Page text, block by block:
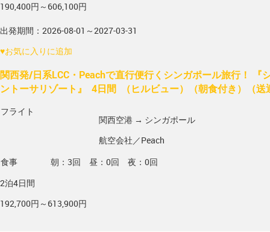
190,400円～606,100円
出発期間：2026-08-01～2027-03-31
♥お気に入りに追加
関西発/日系LCC・Peachで直行便行くシンガポール旅行！ 『
ントーサリゾート』 4日間 （ヒルビュー）（朝食付き）（送
フライト
関西空港 → シンガポール
航空会社／Peach
食事
朝：3回 昼：0回 夜：0回
2泊4日間
192,700円～613,900円